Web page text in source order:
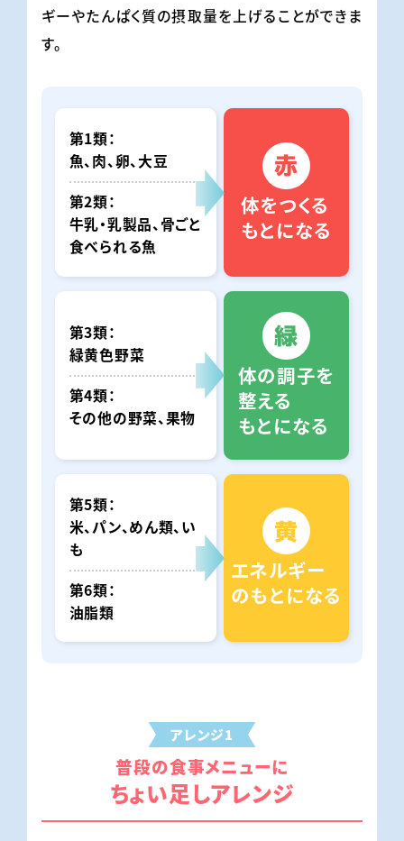
ギーやたんぱく質の摂取量を上げることができま
す。
第1類
魚、肉、卵、大豆
第2類
牛乳・乳製品、骨ごと
食べられる魚
赤
体をつくる
もとになる
第3類
緑黄色野菜
第4類
その他の野菜、果物
緑
体の調子を
整える
もとになる
第5類
米、パン、めん類、い
も
第6類
油脂類
黄
エネルギー
のもとになる
アレンジ1
普段の食事メニューに
ちょい足しアレンジ